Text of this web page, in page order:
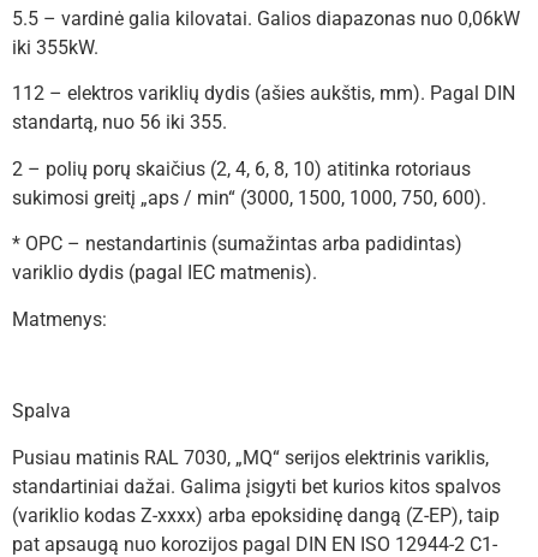
5.5 – vardinė galia kilovatai. Galios diapazonas nuo 0,06kW
iki 355kW.
112 – elektros variklių dydis (ašies aukštis, mm). Pagal DIN
standartą, nuo 56 iki 355.
2 – polių porų skaičius (2, 4, 6, 8, 10) atitinka rotoriaus
sukimosi greitį „aps / min“ (3000, 1500, 1000, 750, 600).
* OPC – nestandartinis (sumažintas arba padidintas)
variklio dydis (pagal IEC matmenis).
Matmenys:
Spalva
Pusiau matinis RAL 7030, „MQ“ serijos elektrinis variklis,
standartiniai dažai. Galima įsigyti bet kurios kitos spalvos
(variklio kodas Z-xxxx) arba epoksidinę dangą (Z-EP), taip
pat apsaugą nuo korozijos pagal DIN EN ISO 12944-2 C1-